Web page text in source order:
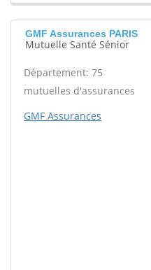
GMF Assurances PARIS
Mutuelle Santé Sénior
Département: 75
mutuelles d'assurances
GMF Assurances